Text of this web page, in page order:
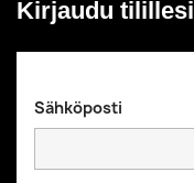
Kirjaudu tilillesi
Sähköposti